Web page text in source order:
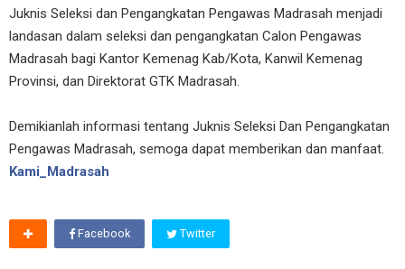
Juknis Seleksi dan Pengangkatan Pengawas Madrasah menjadi
landasan dalam seleksi dan pengangkatan Calon Pengawas
Madrasah bagi Kantor Kemenag Kab/Kota, Kanwil Kemenag
Provinsi, dan Direktorat GTK Madrasah.
Demikianlah informasi tentang Juknis Seleksi Dan Pengangkatan
Pengawas Madrasah, semoga dapat memberikan dan manfaat.
Kami_Madrasah
Facebook Twitter